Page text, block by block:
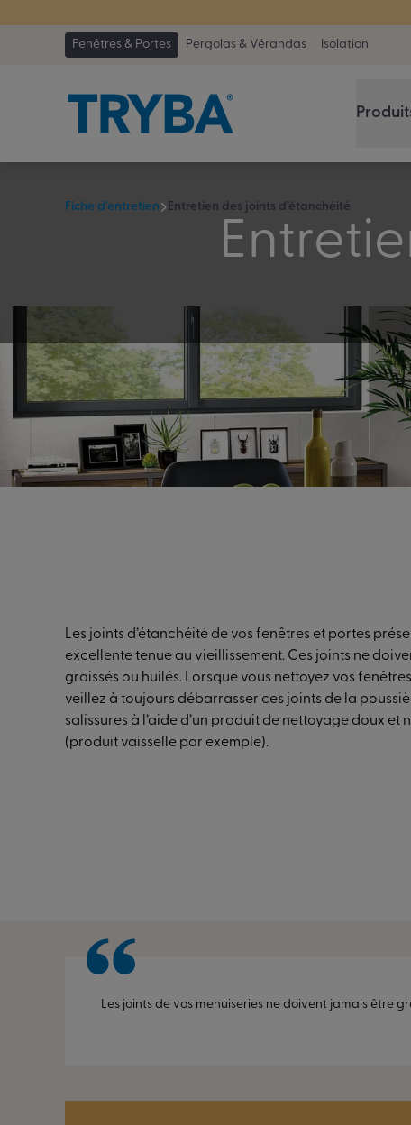
TRYBA a été
Fenêtres & Portes
Pergolas & Vérandas Isolation
Fiche d'entretien Entretien des joints d’étanchéité
Les joints de vos menuiseries sont conçus pour tenir
abrasif permet de conserver toute leur performance.
Les joints d’étanchéité de vos fenêtres et portes
excellente tenue au vieillissement. Ces joints ne
graissés ou huilés. Lorsque vous nettoyez vos
veillez à toujours débarrasser ces joints de la
salissures à l’aide d’un produit de nettoyage doux et
(produit vaisselle par exemple).
Les joints de vos menuiseries ne doivent jamais être